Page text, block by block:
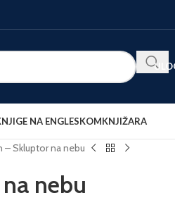
NA ENGLESKOMKNJIŽARA
– Skluptor na nebu
nebu